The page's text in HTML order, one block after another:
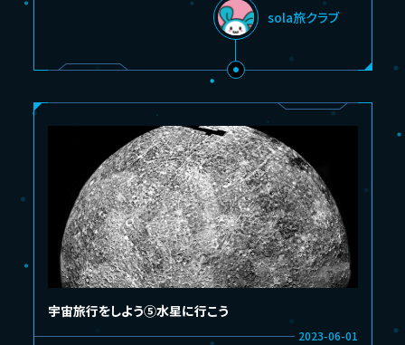
sola旅クラブ
宇宙旅行をしよう⑤水星に行こう
2023-06-01